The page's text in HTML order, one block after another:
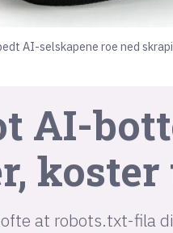
AI-selskapene roe ned
AI-
at robots.txt-fila